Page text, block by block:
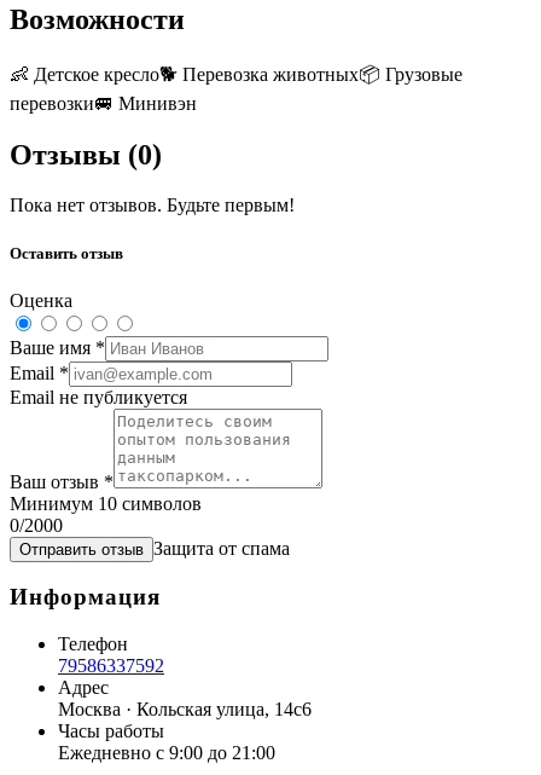
Возможности
👶 Детское кресло🐕 Перевозка животных📦 Грузовые
перевозки🚐 Минивэн
Отзывы (0)
Пока нет отзывов. Будьте первым!
Оставить отзыв
Оценка
Ваше имя *
Email *
Email не публикуется
Ваш отзыв *
Минимум 10 символов
0/2000
Отправить отзыв Защита от спама
Информация
Телефон
79586337592
Адрес
Москва · Кольская улица, 14с6
Часы работы
Ежедневно с 9:00 до 21:00